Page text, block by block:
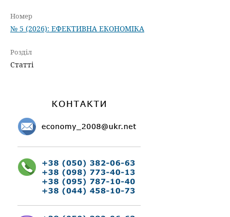
Номер
№ 5 (2026): ЕФЕКТИВНА ЕКОНОМІКА
Розділ
Статті